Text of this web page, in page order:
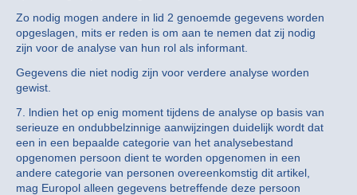
Zo nodig mogen andere in lid 2 genoemde gegevens worden
opgeslagen, mits er reden is om aan te nemen dat zij nodig
zijn voor de analyse van hun rol als informant.
Gegevens die niet nodig zijn voor verdere analyse worden
gewist.
7. lndien het op enig moment tijdens de analyse op basis van
serieuze en ondubbelzinnige aanwijzingen duidelijk wordt dat
een in een bepaalde categorie van het analysebestand
opgenomen persoon dient te worden opgenomen in een
andere categorie van personen overeenkomstig dit artikel,
mag Europol alleen gegevens betreffende deze persoon